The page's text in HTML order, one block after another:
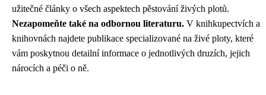
užitečné články o všech aspektech pěstování živých plotů.
Nezapomeňte také na odbornou literaturu. V knihkupectvích a
knihovnách najdete publikace specializované na živé ploty, které
vám poskytnou detailní informace o jednotlivých druzích, jejich
nárocích a péči o ně.